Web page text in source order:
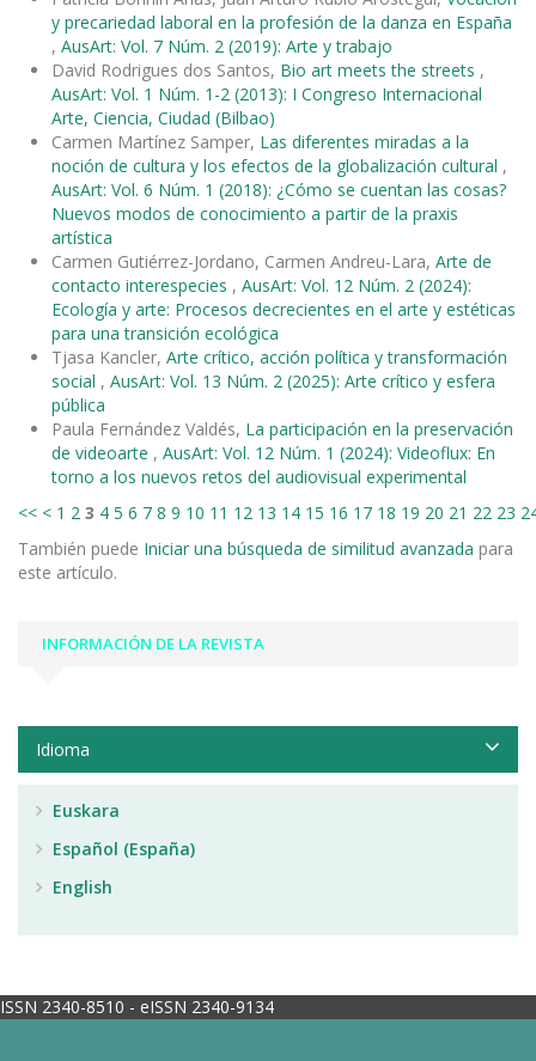
y precariedad laboral en la profesión de la danza en España
, AusArt: Vol. 7 Núm. 2 (2019): Arte y trabajo
David Rodrigues dos Santos, Bio art meets the streets ,
AusArt: Vol. 1 Núm. 1-2 (2013): I Congreso Internacional
Arte, Ciencia, Ciudad (Bilbao)
Carmen Martínez Samper, Las diferentes miradas a la
noción de cultura y los efectos de la globalización cultural ,
AusArt: Vol. 6 Núm. 1 (2018): ¿Cómo se cuentan las cosas?
Nuevos modos de conocimiento a partir de la praxis
artística
Carmen Gutiérrez-Jordano, Carmen Andreu-Lara, Arte de
contacto interespecies , AusArt: Vol. 12 Núm. 2 (2024):
Ecología y arte: Procesos decrecientes en el arte y estéticas
para una transición ecológica
Tjasa Kancler, Arte crítico, acción política y transformación
social , AusArt: Vol. 13 Núm. 2 (2025): Arte crítico y esfera
pública
Paula Fernández Valdés, La participación en la preservación
de videoarte , AusArt: Vol. 12 Núm. 1 (2024): Videoflux: En
torno a los nuevos retos del audiovisual experimental
<< < 1 2 3 4 5 6 7 8 9 10 11 12 13 14 15 16 17 18 19 20 21 22 23
También puede Iniciar una búsqueda de similitud avanzada para
este artículo.
INFORMACIÓN DE LA REVISTA
Idioma
Euskara
Español (España)
English
ISSN 2340-8510 - eISSN 2340-9134